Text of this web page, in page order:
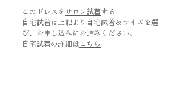
このドレスをサロン試着する
自宅試着は上記より自宅試着＆サイズを選
び、お申し込みにお進みください。
自宅試着の詳細は こちら